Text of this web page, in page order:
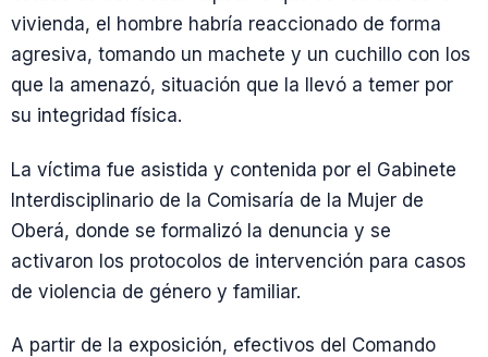
vivienda, el hombre habría reaccionado de forma
agresiva, tomando un machete y un cuchillo con los
que la amenazó, situación que la llevó a temer por
su integridad física.
La víctima fue asistida y contenida por el Gabinete
Interdisciplinario de la Comisaría de la Mujer de
Oberá, donde se formalizó la denuncia y se
activaron los protocolos de intervención para casos
de violencia de género y familiar.
A partir de la exposición, efectivos del Comando